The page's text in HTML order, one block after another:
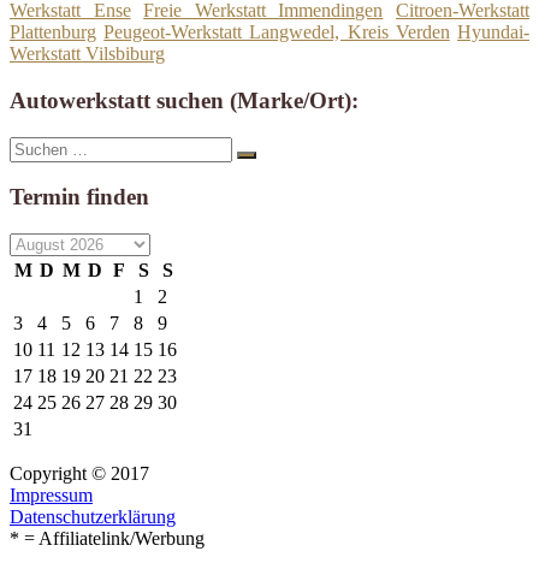
Werkstatt Ense
Freie Werkstatt Immendingen
Citroen-Werkstatt
Plattenburg Peugeot-Werkstatt Langwedel, Kreis Verden Hyundai-
Werkstatt Vilsbiburg
Autowerkstatt suchen (Marke/Ort):
Suche
nach:
Suchen
Termin finden
M D M D F S
S
1
2
3
4 5 6 7 8
9
10 11 12 13 14 15 16
17 18 19 20 21 22 23
24 25 26 27 28 29 30
31
Copyright © 2017
Impressum
Datenschutzerklärung
* = Affiliatelink/Werbung